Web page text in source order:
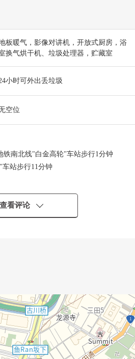
板暖气，影像对讲机，开放式厨房，浴
换气烘干机、垃圾处理器，贮藏室
小时可外出丢垃圾
空位
南北线"白金高轮"车站步行1分钟
站步行11分钟
用面积73.12平米的2LDK
开发进行的区域优秀的位置
的交流的地方和Bright休息室
所有者厨房·所有者沙龙
查看评论